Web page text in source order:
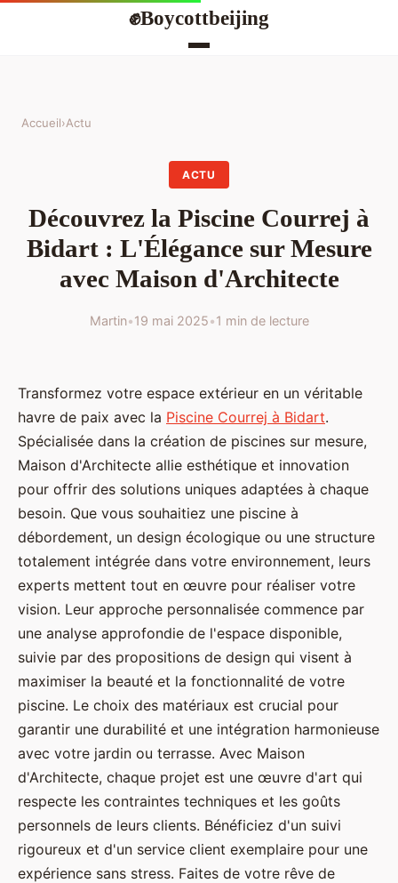
✊Boycottbeijing
Accueil›Actu
ACTU
Découvrez la Piscine Courrej à
Bidart : L'Élégance sur Mesure
avec Maison d'Architecte
Martin•19 mai 2025•1 min de lecture
Transformez votre espace extérieur en un véritable
havre de paix avec la Piscine Courrej à Bidart.
Spécialisée dans la création de piscines sur mesure,
Maison d'Architecte allie esthétique et innovation
pour offrir des solutions uniques adaptées à chaque
besoin. Que vous souhaitiez une piscine à
débordement, un design écologique ou une structure
totalement intégrée dans votre environnement, leurs
experts mettent tout en œuvre pour réaliser votre
vision. Leur approche personnalisée commence par
une analyse approfondie de l'espace disponible,
suivie par des propositions de design qui visent à
maximiser la beauté et la fonctionnalité de votre
piscine. Le choix des matériaux est crucial pour
garantir une durabilité et une intégration harmonieuse
avec votre jardin ou terrasse. Avec Maison
d'Architecte, chaque projet est une œuvre d'art qui
respecte les contraintes techniques et les goûts
personnels de leurs clients. Bénéficiez d'un suivi
rigoureux et d'un service client exemplaire pour une
expérience sans stress. Faites de votre rêve de